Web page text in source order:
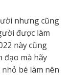
nhưng cũng
được làm
này cũng
đạo mà hãy
bé làm nên